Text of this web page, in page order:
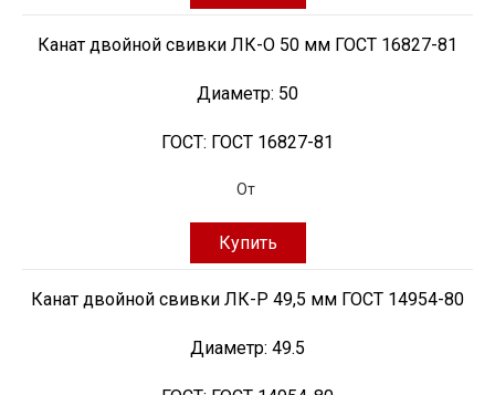
Канат двойной свивки ЛК-О 50 мм ГОСТ 16827-81
Диаметр: 50
ГОСТ: ГОСТ 16827-81
От
Купить
Канат двойной свивки ЛК-Р 49,5 мм ГОСТ 14954-80
Диаметр: 49.5